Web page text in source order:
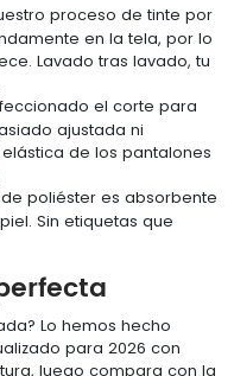
proceso de tinte por
en la tela, por lo
Lavado tras lavado, tu
el corte para
ajustada ni
de los pantalones
poliéster es absorbente
Sin etiquetas que
Lo hemos hecho
para 2026 con
luego compara con la